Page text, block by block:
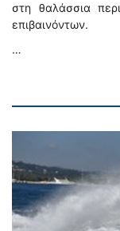
στη θαλάσσια
επιβαινόντων.
…